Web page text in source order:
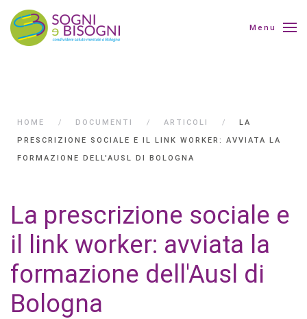
Menu
HOME DOCUMENTI ARTICOLI
LA
PRESCRIZIONE SOCIALE E IL LINK WORKER: AVVIATA LA
FORMAZIONE DELL'AUSL DI BOLOGNA
La prescrizione sociale e
il link worker: avviata la
formazione dell'Ausl di
Bologna